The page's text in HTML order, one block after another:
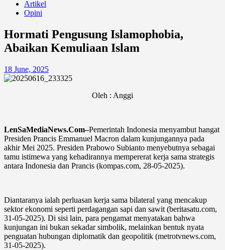
Artikel
Opini
Hormati Pengusung Islamophobia,
Abaikan Kemuliaan Islam
18 June, 2025
Oleh : Anggi
LenSaMediaNews.Com–Pemerintah Indonesia menyambut hangat
Presiden Prancis Emmanuel Macron dalam kunjungannya pada
akhir Mei 2025. Presiden Prabowo Subianto menyebutnya sebagai
tamu istimewa yang kehadirannya mempererat kerja sama strategis
antara Indonesia dan Prancis (kompas.com, 28-05-2025).
Diantaranya ialah perluasan kerja sama bilateral yang mencakup
sektor ekonomi seperti perdagangan sapi dan sawit (beritasatu.com,
31-05-2025). Di sisi lain, para pengamat menyatakan bahwa
kunjungan ini bukan sekadar simbolik, melainkan bentuk nyata
penguatan hubungan diplomatik dan geopolitik (metrotvnews.com,
31-05-2025).